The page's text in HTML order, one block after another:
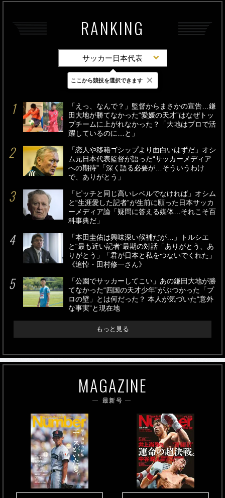
RANKING
サッカー日本代表
最新 24時間 週間
「えっ、なんで？」監督からまさかの宣告…鎌
田大地が勝てなかった“愛媛の天才”はなぜトッ
プチームに上がれなかった？「大地はプロで活
躍しているのに…と」
「恋人や移籍ゴシップより面白いはずだ」オシ
ム元日本代表監督が語った“サッカーメディア
への期待”「深く語る必要が…そういうわけ
で、ありがとう」
「ピッチと同じ高いレベルでなければ」オシム
と“生涯愛した記者”が生前に願った日本サッカ
ーメディア論「疑問に答える媒体…それこそ百
科事典だ」
「本田圭佑は興味深い候補だが…」トルシエ
と“最も近い記者”最期の対話「ありがとう、あ
りがとう」「君が日本と私をつないでくれた」
《追悼・田村修一さん》
「公園でサッカーしてこい」あの鎌田大地が勝
てなかった“四国の天才少年”がぶつかった「プ
ロの壁」とは何だった？ 本人が気づいた“意外
な事実”と現在地
もっと見る
MAGAZINE
最新号
ここから競技を選択できます ×